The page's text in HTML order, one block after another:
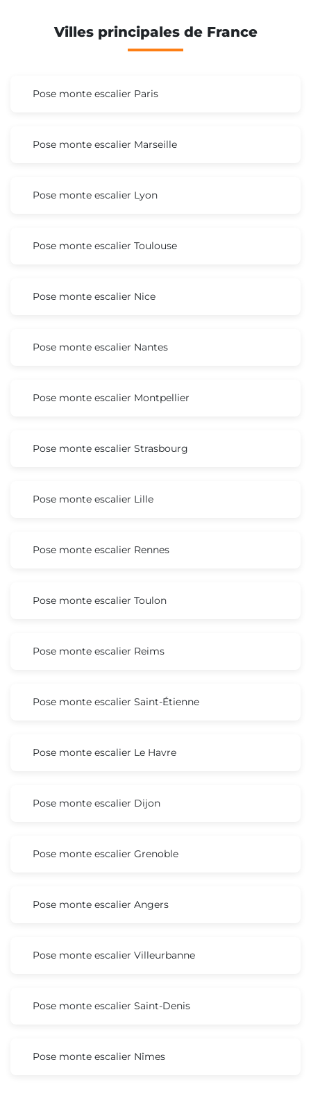
Villes principales de France
Pose monte escalier Paris
Pose monte escalier Marseille
Pose monte escalier Lyon
Pose monte escalier Toulouse
Pose monte escalier Nice
Pose monte escalier Nantes
Pose monte escalier Montpellier
Pose monte escalier Strasbourg
Pose monte escalier Lille
Pose monte escalier Rennes
Pose monte escalier Toulon
Pose monte escalier Reims
Pose monte escalier Saint-Étienne
Pose monte escalier Le Havre
Pose monte escalier Dijon
Pose monte escalier Grenoble
Pose monte escalier Angers
Pose monte escalier Villeurbanne
Pose monte escalier Saint-Denis
Pose monte escalier Nîmes